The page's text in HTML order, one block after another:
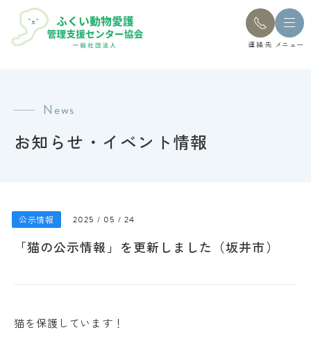
連絡先 メニュー
News
お知らせ・イベント情報
公示情報 2025 / 05 / 24
「猫の公示情報」を更新しました（坂井市）
猫を保護しています！